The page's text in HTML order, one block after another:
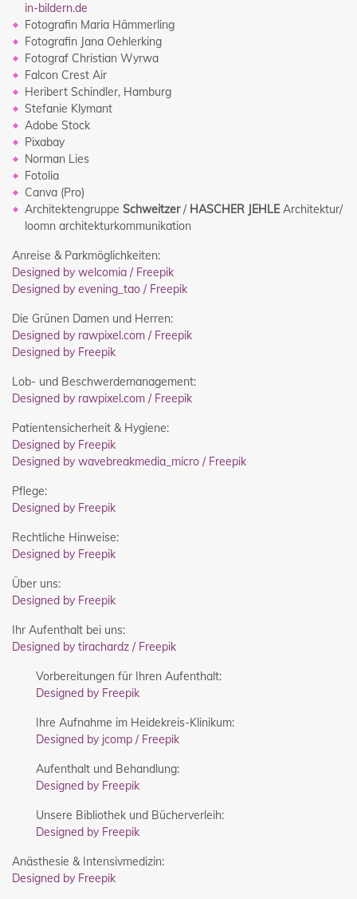
in-bildern.de
Fotografin Maria Hämmerling
Fotografin Jana Oehlerking
Fotograf Christian Wyrwa
Falcon Crest Air
Heribert Schindler, Hamburg
Stefanie Klymant
Adobe Stock
Pixabay
Norman Lies
Fotolia
Canva (Pro)
Architektengruppe Schweitzer/ HASCHER JEHLE Architektur/
loomn architekturkommunikation
Anreise & Parkmöglichkeiten:
Designed by welcomia / Freepik
Designed by evening_tao / Freepik
Die Grünen Damen und Herren:
Designed by rawpixel.com / Freepik
Designed by Freepik
Lob- und Beschwerdemanagement:
Designed by rawpixel.com / Freepik
Patientensicherheit & Hygiene:
Designed by Freepik
Designed by wavebreakmedia_micro / Freepik
Pflege:
Designed by Freepik
Rechtliche Hinweise:
Designed by Freepik
Über uns:
Designed by Freepik
Ihr Aufenthalt bei uns:
Designed by tirachardz / Freepik
Vorbereitungen für Ihren Aufenthalt:
Designed by Freepik
Ihre Aufnahme im Heidekreis-Klinikum:
Designed by jcomp / Freepik
Aufenthalt und Behandlung:
Designed by Freepik
Unsere Bibliothek und Bücherverleih:
Designed by Freepik
Anästhesie & Intensivmedizin:
Designed by Freepik